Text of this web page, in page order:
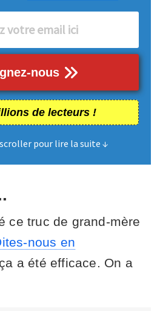
nous
de lecteurs !
pour lire la suite ↓
ce truc de grand-mère
nous en
a été efficace. On a